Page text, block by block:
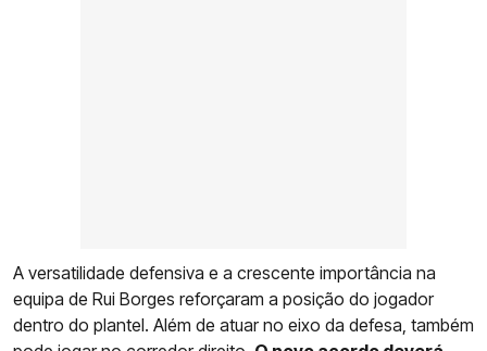
A versatilidade defensiva e a crescente importância na
equipa de Rui Borges reforçaram a posição do jogador
dentro do plantel. Além de atuar no eixo da defesa, também